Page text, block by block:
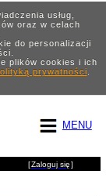
usług,
oraz w celach
do personalizacji
plików cookies i ich
prywatności.
MENU
[Zaloguj się]